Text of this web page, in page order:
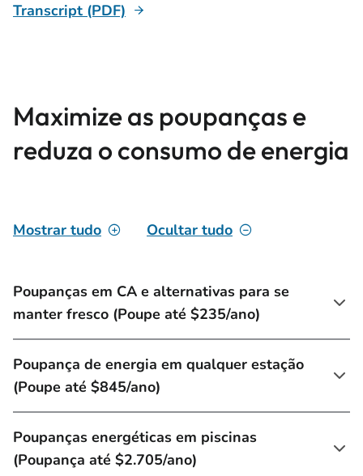
Transcript (PDF)
Maximize as poupanças e
reduza o consumo de energia
Mostrar tudo Ocultar tudo
Poupanças em CA e alternativas para se
manter fresco (Poupe até $235/ano)
Poupança de energia em qualquer estação
(Poupe até $845/ano)
Poupanças energéticas em piscinas
(Poupança até $2.705/ano)